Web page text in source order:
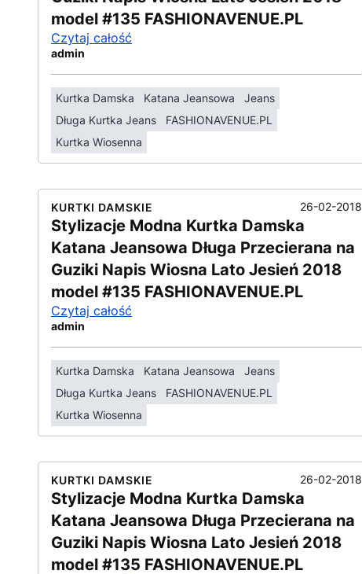
model #135 FASHIONAVENUE.PL
Czytaj całość
admin
Kurtka Damska Katana Jeansowa
Jeans
Długa Kurtka Jeans
FASHIONAVENUE.PL
Kurtka Wiosenna
KURTKI DAMSKIE 26-02-2018
Stylizacje Modna Kurtka Damska
Katana Jeansowa Długa Przecierana na
Guziki Napis Wiosna Lato Jesień 2018
model #135 FASHIONAVENUE.PL
Czytaj całość
admin
Kurtka Damska Katana Jeansowa
Jeans
Długa Kurtka Jeans
FASHIONAVENUE.PL
Kurtka Wiosenna
KURTKI DAMSKIE 26-02-2018
Stylizacje Modna Kurtka Damska
Katana Jeansowa Długa Przecierana na
Guziki Napis Wiosna Lato Jesień 2018
model #135 FASHIONAVENUE.PL